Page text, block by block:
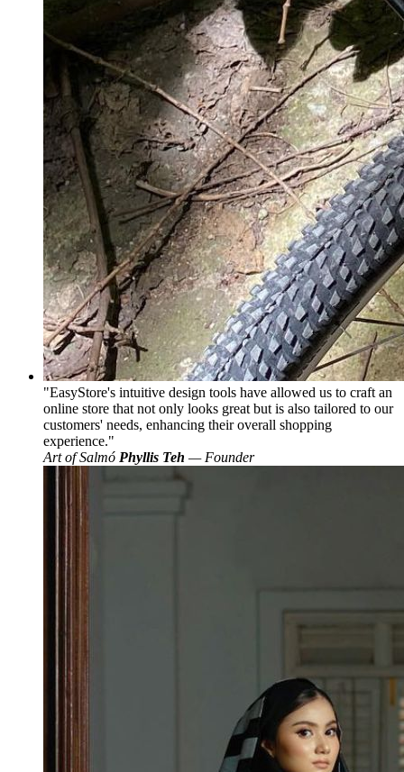
EasyStore's intuitive design tools have allowed us to craft an
online store that not only looks great but is also tailored to our
customers' needs, enhancing their overall shopping
experience.
Art of Salmó Phyllis Teh — Founder